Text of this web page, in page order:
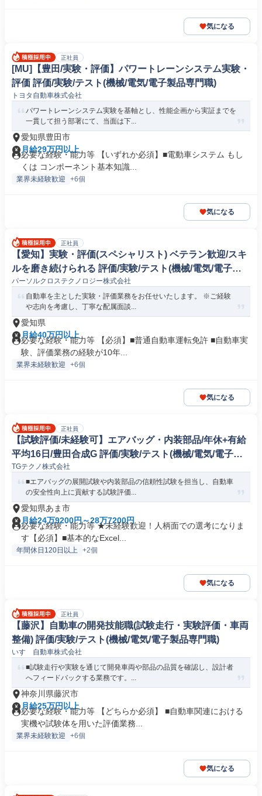
気になる
正社員
[MU]【豊田/実験・評価】パワートレーンシステム実験・
評価 評価/実験/テスト(機械/電気/電子製品専門職)
トヨタ自動車株式会社
パワートレーンシステム実験を基軸とし、性能企画から実証までを
一貫して担う部署にて、当面は下...
愛知県豊田市
月給29万円以上
必要な経験・能力等 【いずれか必須】■電動車システム もし
くは コンポーネント基本知識...
業界未経験歓迎 +6個
気になる
正社員
【愛知】実験・評価(スペシャリスト) ベテラン歓迎/スキ
ルを磨き続けられる 評価/実験/テスト(機械/電気/電子製
品専門職)
パーソルクロステクノロジー株式会社
自動車を主とした実験・評価業務をお任せいたします。 ※ご経験
や志向を考慮し、丁寧な配属面談...
愛知県
月給40万円以上
必要な経験・能力等 【必須】■普通自動車運転免許 ■自動車実
験、評価業務の経験が10年...
業界未経験歓迎 +6個
気になる
正社員
【試験評価/未経験可】エアバッグ・内装部品/年休+有給
平均16日/豊田合成G 評価/実験/テスト(機械/電気/電子製
品専門職)
TGテクノ株式会社
■エアバッグの展開試験や内装部品の信頼性試験を担当し、自動車
の安全性向上に貢献する試験評価...
愛知県あま市
月給24万9200円～28万7200円
必要な経験・能力等 ★未経験歓迎！人柄面での選考になりま
す【必須】■基本的なExcel...
年間休日120日以上 +2個
気になる
正社員
【藤沢】自動車の開発技能職(試験走行・実験評価・車両
整備) 評価/実験/テスト(機械/電気/電子製品専門職)
いすゞ自動車株式会社
■試験走行や実験を通じて開発車両や部品の品質を確認し、設計者
へフィードバックする業務です。...
神奈川県藤沢市
月給25万円以上
必要な経験・能力等 【どちらか必須】 ■自動車関連における
実機や試験体を用いた評価業務...
業界未経験歓迎 +6個
気になる